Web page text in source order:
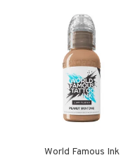
World Famous Ink